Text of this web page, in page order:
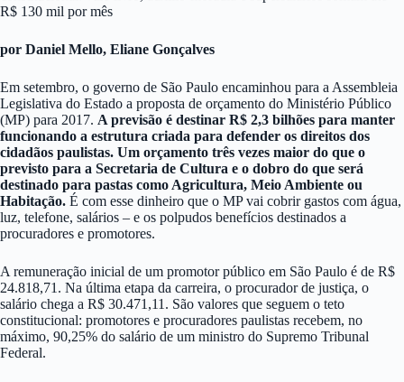
R$ 130 mil por mês
por Daniel Mello, Eliane Gonçalves
Em setembro, o governo de São Paulo encaminhou para a Assembleia
Legislativa do Estado a proposta de orçamento do Ministério Público
(MP) para 2017. A previsão é destinar R$ 2,3 bilhões para manter
funcionando a estrutura criada para defender os direitos dos
cidadãos paulistas. Um orçamento três vezes maior do que o
previsto para a Secretaria de Cultura e o dobro do que será
destinado para pastas como Agricultura, Meio Ambiente ou
Habitação. É com esse dinheiro que o MP vai cobrir gastos com água,
luz, telefone, salários – e os polpudos benefícios destinados a
procuradores e promotores.
A remuneração inicial de um promotor público em São Paulo é de R$
24.818,71. Na última etapa da carreira, o procurador de justiça, o
salário chega a R$ 30.471,11. São valores que seguem o teto
constitucional: promotores e procuradores paulistas recebem, no
máximo, 90,25% do salário de um ministro do Supremo Tribunal
Federal.